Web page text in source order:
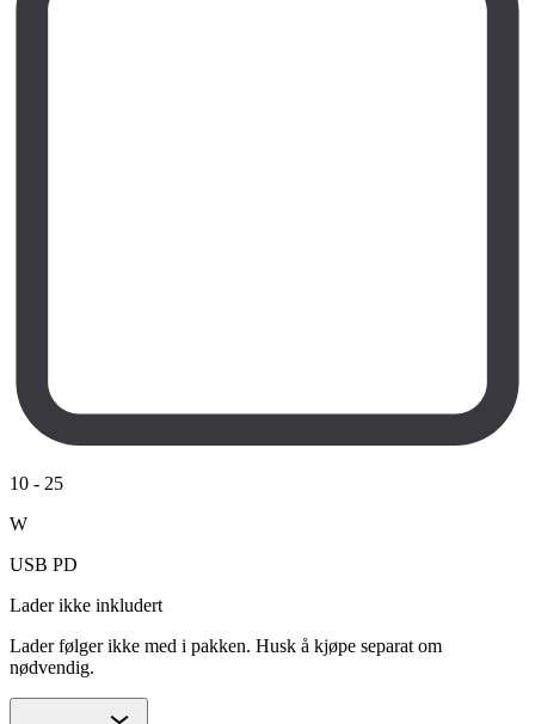
10 - 25
W
USB PD
Lader ikke inkludert
Lader følger ikke med i pakken. Husk å kjøpe separat om
nødvendig.